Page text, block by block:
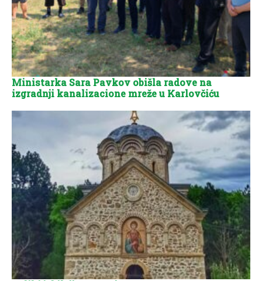
Ministarka Sara Pavkov obišla radove na
izgradnji kanalizacione mreže u Karlovčiću